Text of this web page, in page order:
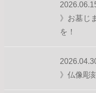
》お墓じ
を！
》仏像彫